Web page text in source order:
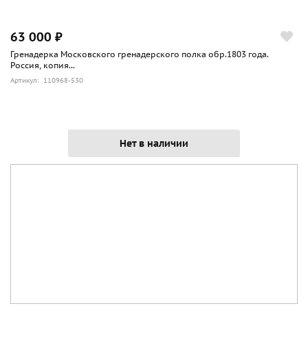
63 000 ₽
Гренадерка Московского гренадерского полка обр.1803 года.
Россия, копия...
Артикул: 110968-530
Нет в наличии